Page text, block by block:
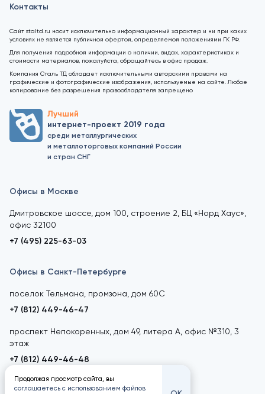
Контакты
Сайт staltd.ru носит исключительно информационный характер и ни при каких
условиях не является публичной офертой, определяемой положениями ГК РФ.
Для получения подробной информации о наличии, видах, характеристиках и
стоимости материалов, пожалуйста, обращайтесь в офис продаж.
Компания Сталь ТД обладает исключительными авторскими правами на
графические и фотографические изображения, используемые на сайте. Любое
копирование без разрешения правообладателя запрещено
Лучший
интернет-проект 2019 года
среди металлургических
и металлоторговых компаний России
и стран СНГ
Офисы в Москве
Дмитровское шоссе, дом 100, строение 2, БЦ «Норд Хаус»,
офис 32100
+7 (495) 225-63-03
Офисы в Санкт-Петербурге
поселок Тельмана, промзона, дом 60С
+7 (812) 449-46-47
проспект Непокоренных, дом 49, литера А, офис №310, 3
этаж
+7 (812) 449-46-48
Продолжая просмотр сайта, вы
соглашаетесь с использованием файлов